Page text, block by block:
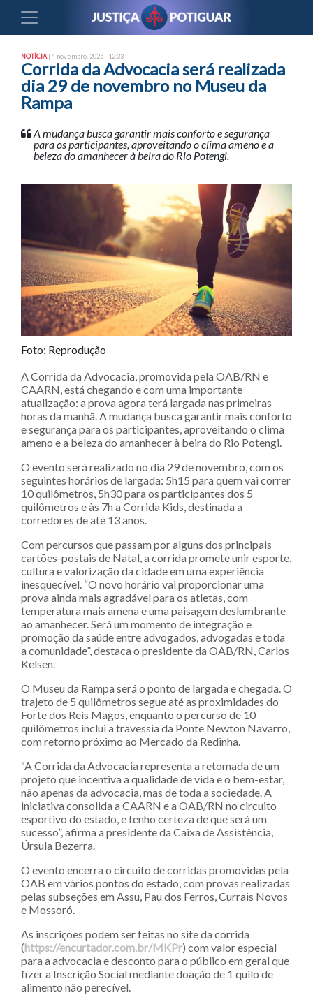
NOTÍCIA | 4 novembro, 2025 - 12:33
Corrida da Advocacia será realizada
dia 29 de novembro no Museu da
Rampa
A mudança busca garantir mais conforto e segurança
para os participantes, aproveitando o clima ameno e a
beleza do amanhecer à beira do Rio Potengi.
Foto: Reprodução
A Corrida da Advocacia, promovida pela OAB/RN e
CAARN, está chegando e com uma importante
atualização: a prova agora terá largada nas primeiras
horas da manhã. A mudança busca garantir mais conforto
e segurança para os participantes, aproveitando o clima
ameno e a beleza do amanhecer à beira do Rio Potengi.
O evento será realizado no dia 29 de novembro, com os
seguintes horários de largada: 5h15 para quem vai correr
10 quilômetros, 5h30 para os participantes dos 5
quilômetros e às 7h a Corrida Kids, destinada a
corredores de até 13 anos.
Com percursos que passam por alguns dos principais
cartões-postais de Natal, a corrida promete unir esporte,
cultura e valorização da cidade em uma experiência
inesquecível. “O novo horário vai proporcionar uma
prova ainda mais agradável para os atletas, com
temperatura mais amena e uma paisagem deslumbrante
ao amanhecer. Será um momento de integração e
promoção da saúde entre advogados, advogadas e toda
a comunidade”, destaca o presidente da OAB/RN, Carlos
Kelsen.
O Museu da Rampa será o ponto de largada e chegada. O
trajeto de 5 quilômetros segue até as proximidades do
Forte dos Reis Magos, enquanto o percurso de 10
quilômetros inclui a travessia da Ponte Newton Navarro,
com retorno próximo ao Mercado da Redinha.
“A Corrida da Advocacia representa a retomada de um
projeto que incentiva a qualidade de vida e o bem-estar,
não apenas da advocacia, mas de toda a sociedade. A
iniciativa consolida a CAARN e a OAB/RN no circuito
esportivo do estado, e tenho certeza de que será um
sucesso”, afirma a presidente da Caixa de Assistência,
Úrsula Bezerra.
O evento encerra o circuito de corridas promovidas pela
OAB em vários pontos do estado, com provas realizadas
pelas subseções em Assu, Pau dos Ferros, Currais Novos
e Mossoró.
As inscrições podem ser feitas no site da corrida
(https://encurtador.com.br/MKPr) com valor especial
para a advocacia e desconto para o público em geral que
fizer a Inscrição Social mediante doação de 1 quilo de
alimento não perecível.